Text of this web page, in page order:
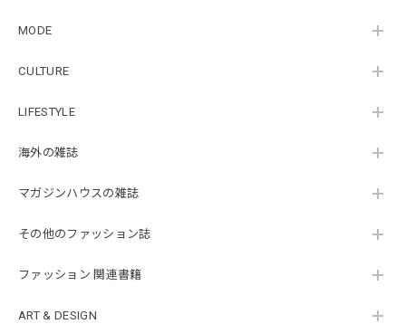
MODE
CULTURE
LIFESTYLE
海外の雑誌
マガジンハウスの雑誌
その他のファッション誌
ファッション 関連書籍
ART & DESIGN